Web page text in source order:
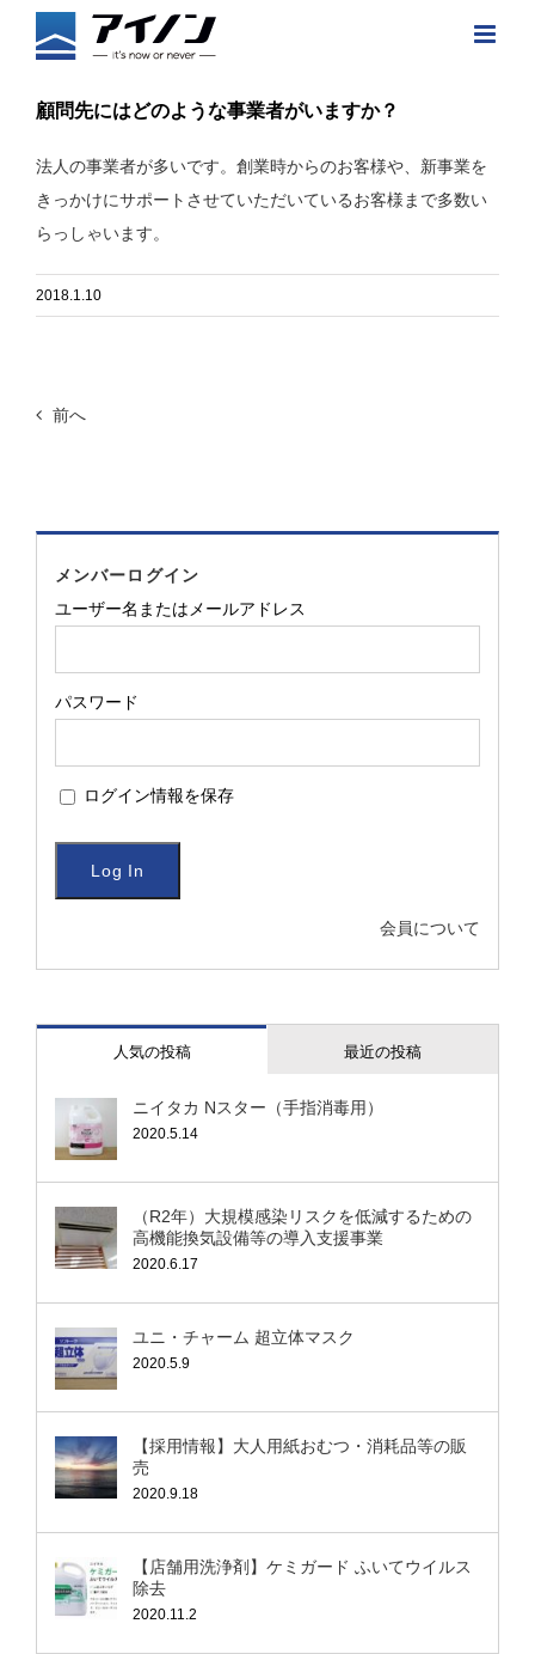
顧問先にはどのような事業者がいますか？
法人の事業者が多いです。創業時からのお客様や、新事業を
きっかけにサポートさせていただいているお客様まで多数い
らっしゃいます。
2018.1.10
前へ
メンバーログイン
ユーザー名またはメールアドレス
パスワード
ログイン情報を保存
会員について
人気の投稿 最近の投稿
ニイタカ Nスター（手指消毒用）
2020.5.14
（R2年）大規模感染リスクを低減するための
高機能換気設備等の導入支援事業
2020.6.17
ユニ・チャーム 超立体マスク
2020.5.9
【採用情報】大人用紙おむつ・消耗品等の販
売
2020.9.18
【店舗用洗浄剤】ケミガード ふいてウイルス
除去
2020.11.2